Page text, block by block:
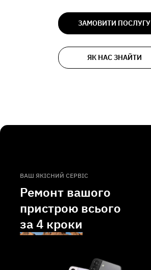
ЗАМОВИТИ ПОСЛУГУ
ЯК НАС ЗНАЙТИ
ВАШ ЯКІСНИЙ СЕРВІС
Ремонт вашого
пристрою всього
за4 кроки